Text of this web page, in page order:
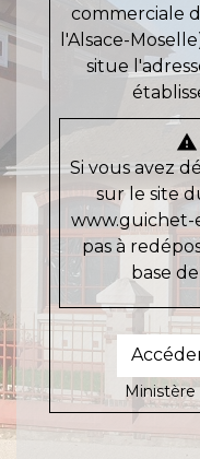
commerciale
l'Alsace-
situe
warning
Si vous avez
sur le site
www.guichet-
pas à
base